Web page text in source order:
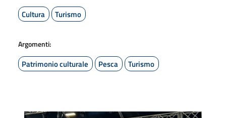
Cultura Turismo
Argomenti:
Patrimonio culturale Pesca Turismo